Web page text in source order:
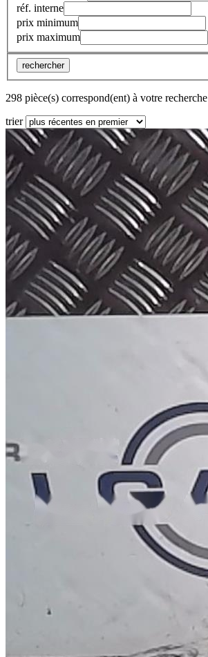
réf. interne
prix minimum
prix maximum
rechercher
298 pièce(s) correspond(ent) à votre recherche
trier